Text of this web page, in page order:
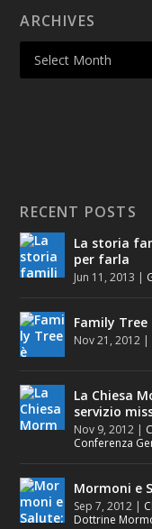
ARCHIVES
RECENT POSTS
La storia
per farla
Jun 11, 2013 |
Family
Nov 21, 2012 |
La Chiesa
servizio
Nov 9, 2012 |
Conferenza
Mormoni e
Sep 7, 2012 |
Dottrine